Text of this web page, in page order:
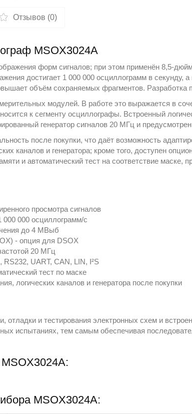
Отзывов (0)
MSOX3024A
форм сигналов; при этом применён 8,5-
достигает 1 000 000 осциллограмм в
объём сохраняемых фрагментов. Разработка
модулей. В работе это выражается в
к сегментуосциллографы. Встроенный
генератор сигналов 20 МГц и
после покупки, что даёт возможность
каналов и генератора; кроме того, доступен
и автоматический тест на соответствие маске,
просмотра сигналов
000 000 осциллограмм/с
до 4 МВыб
- опция для DSOX
20 МГц
RS232, UART, CAN, LIN, I²S
тест по маске
логических каналов и генератора после покупки
отладки и тестирования электронных схем и
испытаниях, тем самым обеспечивая
MSOX3024A: